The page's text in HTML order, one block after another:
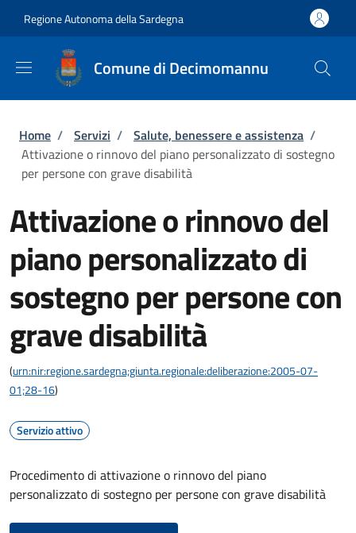
Regione Autonoma della Sardegna
Comune di Decimomannu
Briciole di pane
Home / Servizi / Salute, benessere e assistenza /
Attivazione o rinnovo del piano personalizzato di sostegno
per persone con grave disabilità
Attivazione o rinnovo del
piano personalizzato di
sostegno per persone con
grave disabilità
(urn:nir:regione.sardegna;giunta.regionale:deliberazione:2005-07-
01;28-16)
Servizio attivo
Procedimento di attivazione o rinnovo del piano
personalizzato di sostegno per persone con grave disabilità